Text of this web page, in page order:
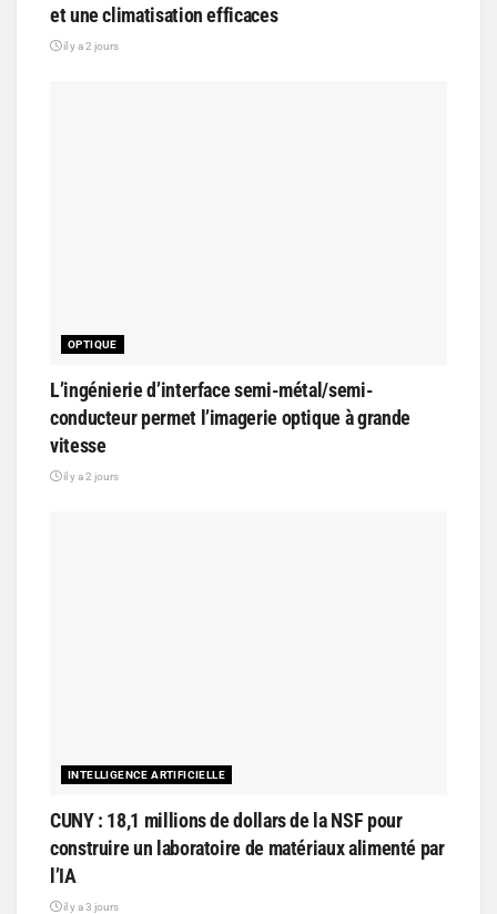
et une climatisation efficaces
il y a 2 jours
OPTIQUE
L’ingénierie d’interface semi-métal/semi-
conducteur permet l’imagerie optique à grande
vitesse
il y a 2 jours
INTELLIGENCE ARTIFICIELLE
CUNY : 18,1 millions de dollars de la NSF pour
construire un laboratoire de matériaux alimenté par
l’IA
il y a 3 jours